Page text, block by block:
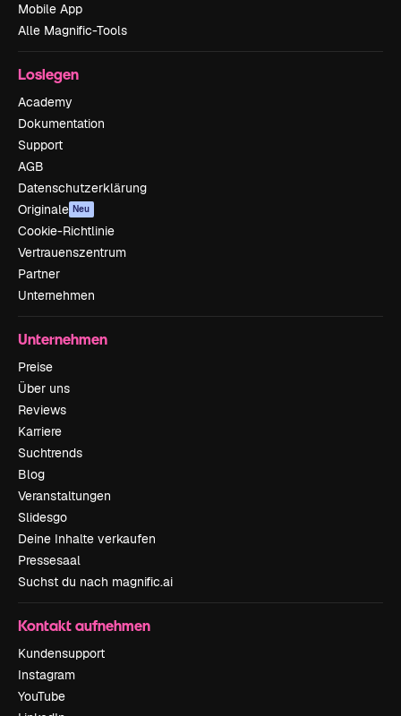
Mobile App
Alle Magnific-Tools
Loslegen
Academy
Dokumentation
Support
AGB
Datenschutzerklärung
Originale Neu
Cookie-Richtlinie
Vertrauenszentrum
Partner
Unternehmen
Unternehmen
Preise
Über uns
Reviews
Karriere
Suchtrends
Blog
Veranstaltungen
Slidesgo
Deine Inhalte verkaufen
Pressesaal
Suchst du nach magnific.ai
Kontakt aufnehmen
Kundensupport
Instagram
YouTube